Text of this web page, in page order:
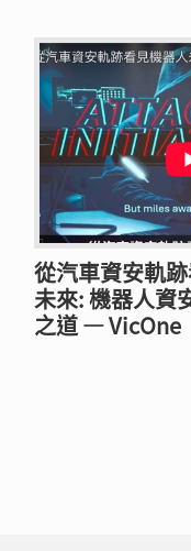
從汽車資安軌
未來: 機器人資
之道 — VicOne